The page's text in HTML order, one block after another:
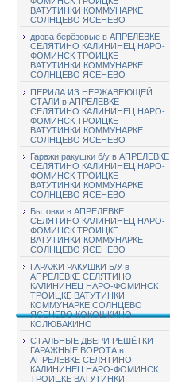
ВАТУТИНКИ КОММУНАРКЕ
СОЛНЦЕВО ЯСЕНЕВО
дрова берёзовые в АПРЕЛЕВКЕ
СЕЛЯТИНО КАЛИНИНЕЦ НАРО-
ФОМИНСК ТРОИЦКЕ
ВАТУТИНКИ КОММУНАРКЕ
СОЛНЦЕВО ЯСЕНЕВО
ПЕРИЛА ИЗ НЕРЖАВЕЮЩЕЙ
СТАЛИ в АПРЕЛЕВКЕ
СЕЛЯТИНО КАЛИНИНЕЦ НАРО-
ФОМИНСК ТРОИЦКЕ
ВАТУТИНКИ КОММУНАРКЕ
СОЛНЦЕВО ЯСЕНЕВО
Гаражи ракушки б/у в АПРЕЛЕВКЕ
СЕЛЯТИНО КАЛИНИНЕЦ НАРО-
ФОМИНСК ТРОИЦКЕ
ВАТУТИНКИ КОММУНАРКЕ
СОЛНЦЕВО ЯСЕНЕВО
Бытовки в АПРЕЛЕВКЕ
СЕЛЯТИНО КАЛИНИНЕЦ НАРО-
ФОМИНСК ТРОИЦКЕ
ВАТУТИНКИ КОММУНАРКЕ
СОЛНЦЕВО ЯСЕНЕВО
ГАРАЖИ РАКУШКИ Б/У в
АПРЕЛЕВКЕ СЕЛЯТИНО
КАЛИНИНЕЦ НАРО-ФОМИНСК
ТРОИЦКЕ ВАТУТИНКИ
КОММУНАРКЕ СОЛНЦЕВО
ЯСЕНЕВО КОКОШКИНО
КОЛЮБАКИНО
СТАЛЬНЫЕ ДВЕРИ РЕШЁТКИ
ГАРАЖНЫЕ ВОРОТА в
АПРЕЛЕВКЕ СЕЛЯТИНО
КАЛИНИНЕЦ НАРО-ФОМИНСК
ТРОИЦКЕ ВАТУТИНКИ